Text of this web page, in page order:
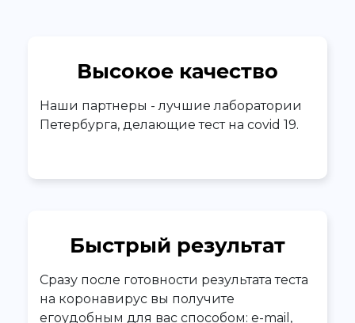
Высокое качество
Наши партнеры - лучшие лаборатории
Петербурга, делающие тест на covid 19.
Быстрый результат
Сразу после готовности результата теста
на коронавирус вы получите
егоудобным для вас способом: e-mail,